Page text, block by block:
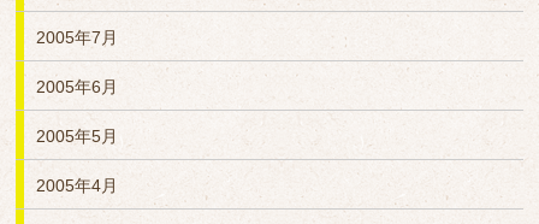
2005年7月
2005年6月
2005年5月
2005年4月